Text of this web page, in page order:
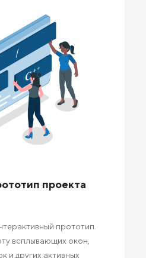
проекта
прототип.
всплывающих окон,
и других активных